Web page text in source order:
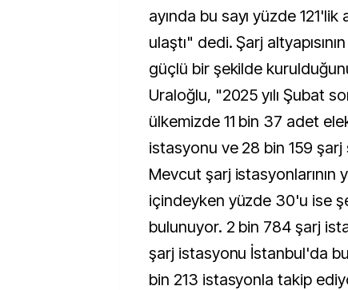
ayında bu sayı yüzde
ulaştı" dedi. Şarj
güçlü bir şekilde
Uraloğlu, "2025 yılı Şubat
ülkemizde 11 bin 37 adet
istasyonu ve 28 bin 159
Mevcut şarj istasyonlarının
içindeyken yüzde 30'u ise
bulunuyor. 2 bin 784 şarj
şarj istasyonu İstanbul'da
bin 213 istasyonla takip